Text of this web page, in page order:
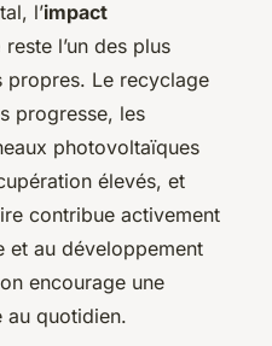
l’impact
reste l’un des plus
propres. Le recyclage
progresse, les
photovoltaïques
élevés, et
contribue activement
et au développement
encourage une
au quotidien.